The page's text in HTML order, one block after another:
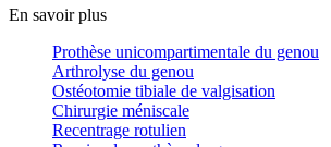
En savoir plus
Prothèse unicompartimentale du genou
Arthrolyse du genou
Ostéotomie tibiale de valgisation
Chirurgie méniscale
Recentrage rotulien